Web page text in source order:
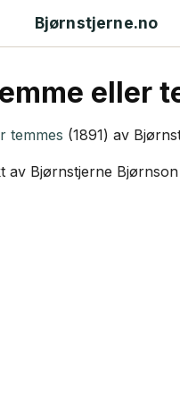
Bjørnstjerne.no
eller
temmes (1891) av
av Bjørnstjerne Bjørnson